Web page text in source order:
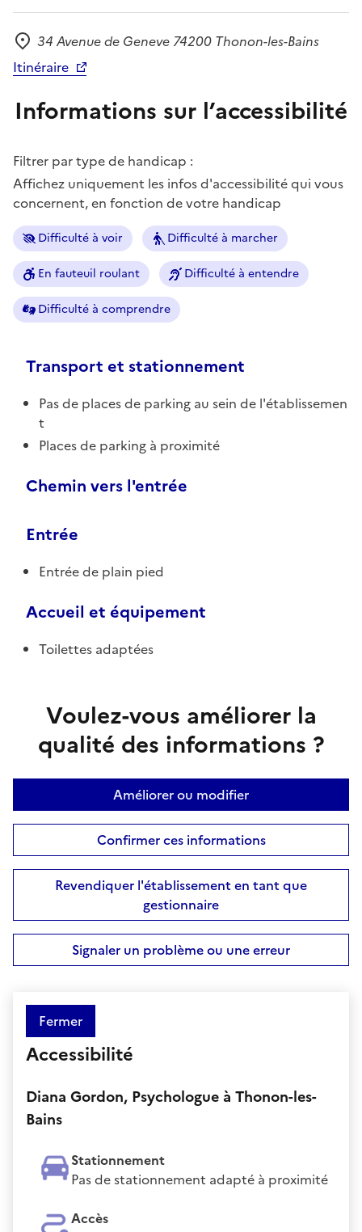
Adresse
34 Avenue de Geneve 74200 Thonon-les-Bains
Itinéraire
Informations sur l’accessibilité
Filtrer par type de handicap :
Affichez uniquement les infos d'accessibilité qui vous
concernent, en fonction de votre handicap
Difficulté à voir Difficulté à marcher
En fauteuil roulant Difficulté à entendre
Difficulté à comprendre
Transport et stationnement
Pas de places de parking au sein de l'établissemen
t
Places de parking à proximité
Chemin vers l'entrée
Entrée
Entrée de plain pied
Accueil et équipement
Toilettes adaptées
Voulez-vous améliorer la
qualité des informations ?
Améliorer ou modifier
Confirmer ces informations
Revendiquer l'établissement en tant que
gestionnaire
Signaler un problème ou une erreur
Fermer
Accessibilité
Diana Gordon, Psychologue à Thonon-les-
Bains
Stationnement
Pas de stationnement adapté à proximité
Accès